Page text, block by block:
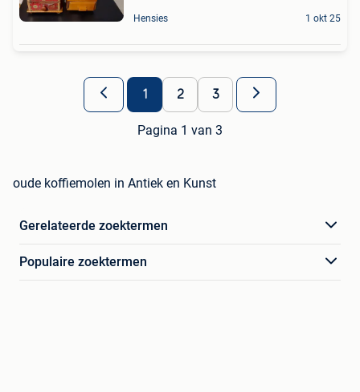
Hensies 1 okt 25
1 2 3
Pagina 1 van 3
oude koffiemolen in Antiek en Kunst
Gerelateerde zoektermen
Populaire zoektermen